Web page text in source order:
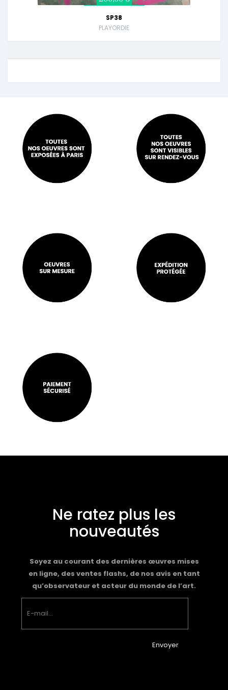
SP38
PLAYORDIE
Ne ratez plus les
nouveautés
Soyez au courant des dernières œuvres mises
en ligne, des ventes flashs, de nos avis en tant
qu’observateur et acteur du monde de l’art.
Envoyer